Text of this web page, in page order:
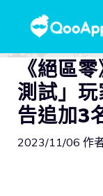
《絕區
測試」
告追加3
2023/11/06 作